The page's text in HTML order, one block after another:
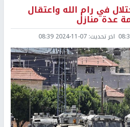
في رام الله واعتقال
عدة منازل
اخر تحديث: 2024-11-07 08:39